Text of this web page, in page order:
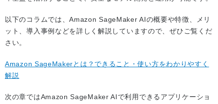
以下のコラムでは、Amazon SageMaker AIの概要や特徴、メリ
ット、導入事例などを詳しく解説していますので、ぜひご覧くだ
さい。
Amazon SageMakerとは？できること・使い方をわかりやすく
解説
次の章ではAmazon SageMaker AIで利用できるアプリケーショ